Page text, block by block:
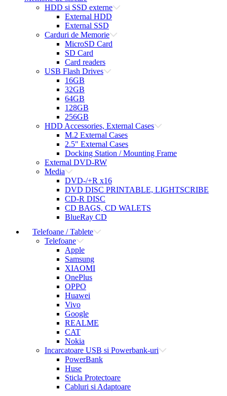
HDD si SSD externe
External HDD
External SSD
Carduri de Memorie
MicroSD Card
SD Card
Card readers
USB Flash Drives
16GB
32GB
64GB
128GB
256GB
HDD Accessories, External Cases
M.2 External Cases
2.5" External Cases
Docking Station / Mounting Frame
External DVD-RW
Media
DVD-/+R x16
DVD DISC PRINTABLE, LIGHTSCRIBE
CD-R DISC
CD BAGS, CD WALETS
BlueRay CD
Telefoane / Tablete
Telefoane
Apple
Samsung
XIAOMI
OnePlus
OPPO
Huawei
Vivo
Google
REALME
CAT
Nokia
Incarcatoare USB si Powerbank-uri
PowerBank
Huse
Sticla Protectoare
Cabluri si Adaptoare